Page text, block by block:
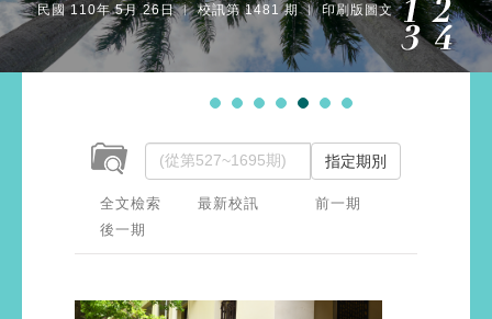
民國 110年 5月 26日 ︱ 校訊第 1481 期 ︱ 印刷版圖文
指定期別
全文檢索 最新校訊
前一期
後一期